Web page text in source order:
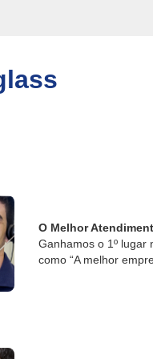
O Melhor
Ganhamos o 1º lugar
como “A melhor